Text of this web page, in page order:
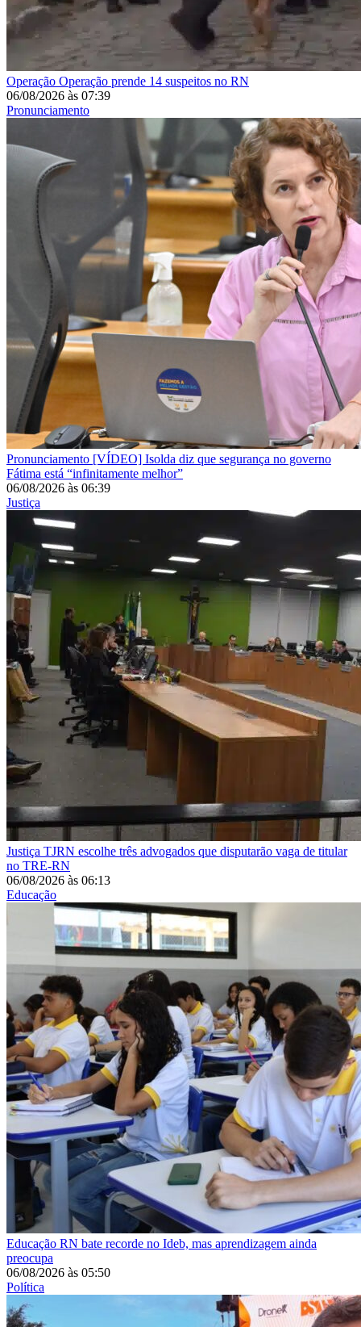
Operação Operação prende 14 suspeitos no RN
06/08/2026 às 07:39
Pronunciamento
Pronunciamento [VÍDEO] Isolda diz que segurança no governo
Fátima está “infinitamente melhor”
06/08/2026 às 06:39
Justiça
Justiça TJRN escolhe três advogados que disputarão vaga de titular
no TRE-RN
06/08/2026 às 06:13
Educação
Educação RN bate recorde no Ideb, mas aprendizagem ainda
preocupa
06/08/2026 às 05:50
Política